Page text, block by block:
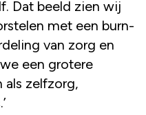
Dat beeld zien wij
met een burn-
van zorg en
een grotere
als zelfzorg,